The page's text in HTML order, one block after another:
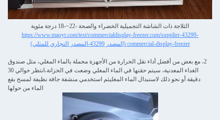
الثلاجة ذات الشاشة التجميلية الخضراء والصحة -22~-18 درجة مئوية
https://www.maoyt.com/test/commercialdisplay-freezer.com/supplier-43299-
commercial-display-freezer (المصدر 43299-المصدر التجاري للمثلي)
2، مع بعض من أفضل أداء نقل الحرارة من الأجهزة محملة بالماء المغلي، مثل صندوق
الغداء المعدنية، سيتم حقنها في الماء المغلي وضعت في الخزانة،انتظر حوالي 30
دقيقة أو نحو ذلك لاستبدال الماء المغليثم استخدمي منشفة جافة نظيفة لمسح بقع
الماء من حولها